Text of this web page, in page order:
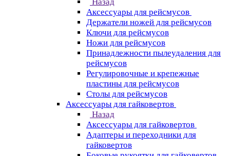
Аксессуары для рейсмусов
Держатели ножей для рейсмусов
Ключи для рейсмусов
Ножи для рейсмусов
Принадлежности пылеудаления для
рейсмусов
Регулировочные и крепежные
пластины для рейсмусов
Столы для рейсмусов
Аксессуары для гайковертов
Назад
Аксессуары для гайковертов
Адаптеры и переходники для
гайковертов